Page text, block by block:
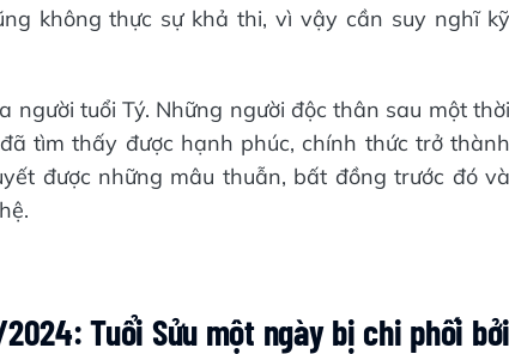
không thực sự khả thi, vì vậy cần suy nghĩ kỹ
tuổi Tý. Những người độc thân sau một thời
tìm thấy được hạnh phúc, chính thức trở thành
được những mâu thuẫn, bất đồng trước đó và
Tuổi Sửu một ngày bị chi phối bởi